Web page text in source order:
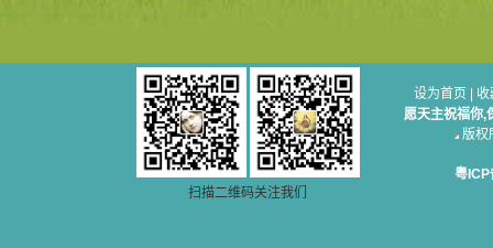
我因此而认识了许许多多圣人，
这些圣人中有许多也曾是罪人，使我
也能向他们敞开心门。我一会儿求这
个圣人为我转祷，一会儿求那个圣人
为我祈求圣宠，这些圣人使我的生活
变得丰富多彩。我想，既然他们真心
爱天主，那么他们也会真心爱我。现
扫描二维码关注我们
设为首页
收
愿天主祝福你,
版权
粤